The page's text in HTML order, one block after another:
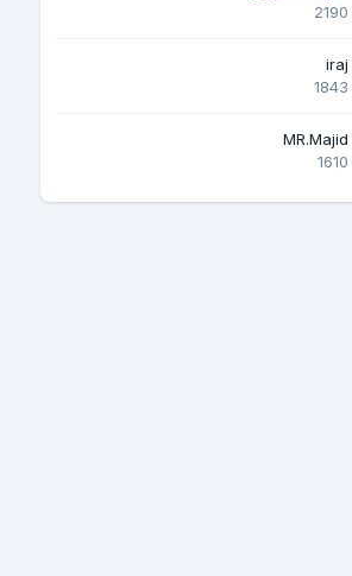
2190
iraj
1843
MR.Majid
1610